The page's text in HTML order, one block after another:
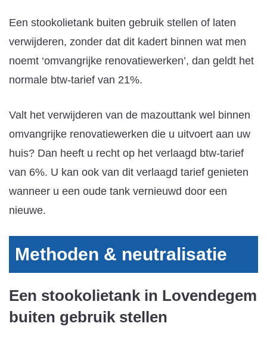
Een stookolietank buiten gebruik stellen of laten
verwijderen, zonder dat dit kadert binnen wat men
noemt ‘omvangrijke renovatiewerken’, dan geldt het
normale btw-tarief van 21%.
Valt het verwijderen van de mazouttank wel binnen
omvangrijke renovatiewerken die u uitvoert aan uw
huis? Dan heeft u recht op het verlaagd btw-tarief
van 6%. U kan ook van dit verlaagd tarief genieten
wanneer u een oude tank vernieuwd door een
nieuwe.
Methoden & neutralisatie
Een stookolietank in Lovendegem
buiten gebruik stellen